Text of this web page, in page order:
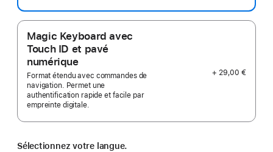
Magic Keyboard avec
Touch ID et pavé
numérique
Format étendu avec commandes de
navigation. Permet une
authentification rapide et facile par
empreinte digitale.
+ 29,00 €
Sélectionnez votre langue.